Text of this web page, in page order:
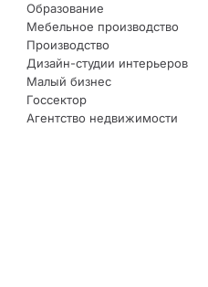
Образование
Мебельное производство
Производство
Дизайн-студии интерьеров
Малый бизнес
Госсектор
Агентство недвижимости